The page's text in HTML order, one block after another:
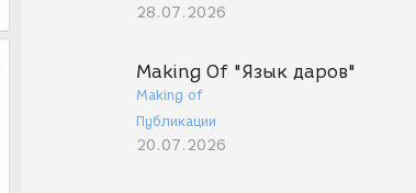
28.07.2026
Making Of "Язык даров"
Making of
Публикации
20.07.2026